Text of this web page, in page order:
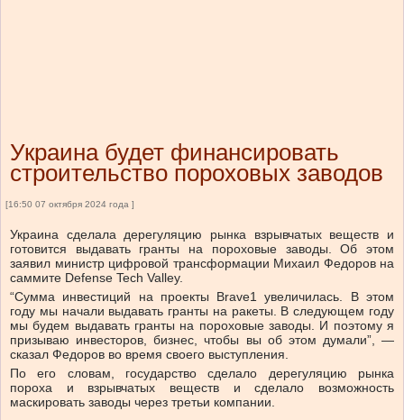
Украина будет финансировать
строительство пороховых заводов
[16:50 07 октября 2024 года ]
Украина сделала дерегуляцию рынка взрывчатых веществ и
готовится выдавать гранты на пороховые заводы. Об этом
заявил министр цифровой трансформации Михаил Федоров на
саммите Defense Tech Valley.
“Сумма инвестиций на проекты Brave1 увеличилась. В этом
году мы начали выдавать гранты на ракеты. В следующем году
мы будем выдавать гранты на пороховые заводы. И поэтому я
призываю инвесторов, бизнес, чтобы вы об этом думали”, —
сказал Федоров во время своего выступления.
По его словам, государство сделало дерегуляцию рынка
пороха и взрывчатых веществ и сделало возможность
маскировать заводы через третьи компании.